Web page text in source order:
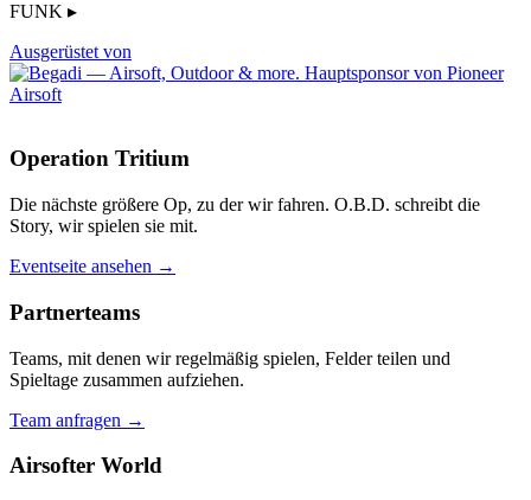
FUNK ▸
Ausgerüstet von
Operation Tritium
Die nächste größere Op, zu der wir fahren. O.B.D. schreibt die
Story, wir spielen sie mit.
Eventseite ansehen →
Partnerteams
Teams, mit denen wir regelmäßig spielen, Felder teilen und
Spieltage zusammen aufziehen.
Team anfragen →
Airsofter World